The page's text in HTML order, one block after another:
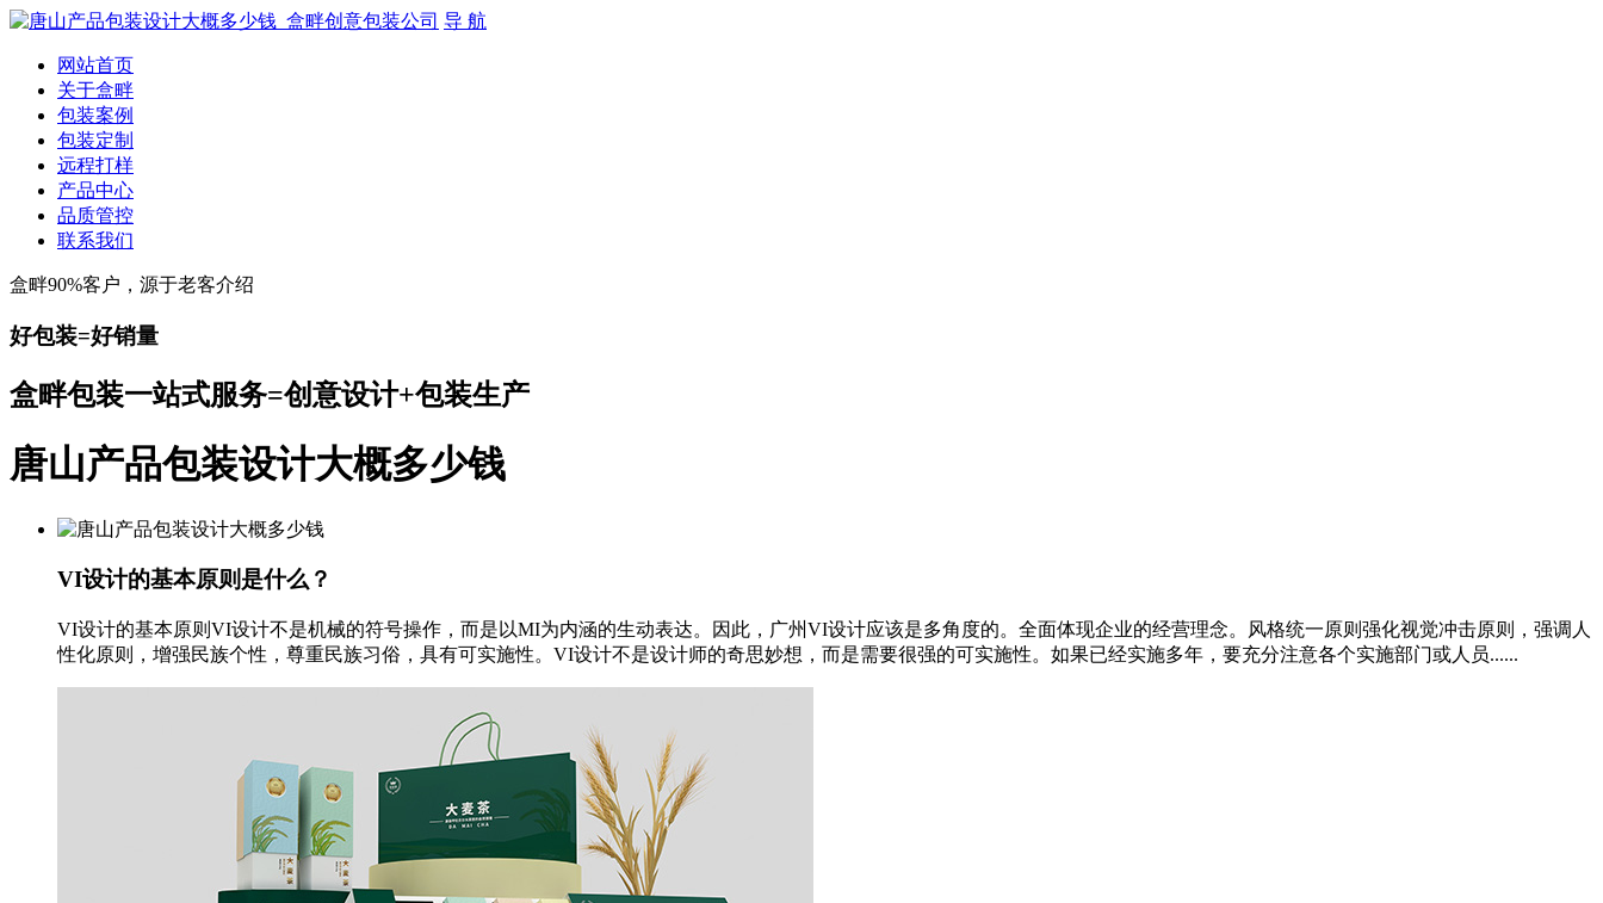
导 航
网站首页
关于盒畔
包装案例
包装定制
远程打样
产品中心
品质管控
联系我们
盒畔90%客户，源于老客介绍
好包装=好销量
盒畔包装一站式服务=创意设计+包装生产
唐山产品包装设计大概多少钱
VI设计的基本原则是什么？
VI设计的基本原则VI设计不是机械的符号操作，而是以MI为内涵的生动表达。因此，广州VI设计应该是多角度的。全面体现企业的经营理念。风格统一原则强化视觉冲击原则，强调人
性化原则，增强民族个性，尊重民族习俗，具有可实施性。VI设计不是设计师的奇思妙想，而是需要很强的可实施性。如果已经实施多年，要充分注意各个实施部门或人员......